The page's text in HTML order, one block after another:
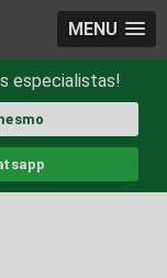
MENU
especialistas!